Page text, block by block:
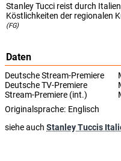
Stanley Tucci reist durch
Köstlichkeiten der regionalen
(FG)
Daten
Deutsche Stream-Premiere
Deutsche TV-Premiere
Stream-Premiere (int.)
Originalsprache: Englisch
siehe auch Stanley Tuccis